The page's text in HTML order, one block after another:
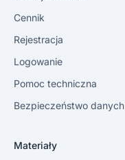
Cennik
Rejestracja
Logowanie
Pomoc techniczna
Bezpieczeństwo danych
Materiały